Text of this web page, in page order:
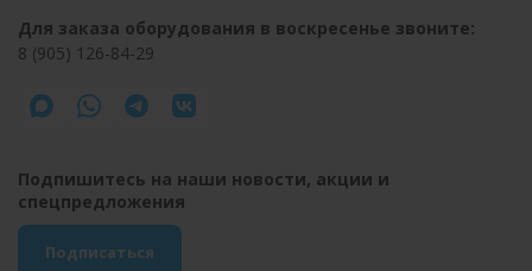
Для заказа оборудования в воскресенье звоните:
8 (905) 126-84-29
Подпишитесь на наши новости, акции и
спецпредложения
Подписаться